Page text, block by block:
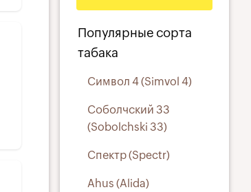
Популярные сорта
табака
Символ 4 (Simvol 4)
Соболчский 33
(Sobolchski 33)
Спектр (Spectr)
Ahus (Alida)